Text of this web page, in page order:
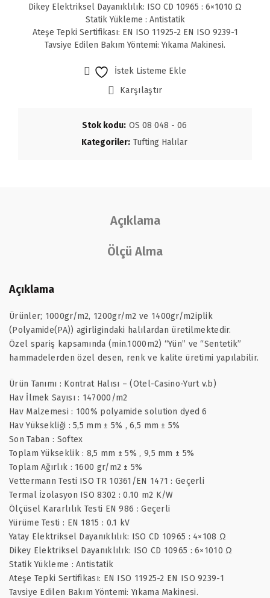
Dikey Elektriksel Dayanıklılık: ISO CD 10965 : 6×1010 Ω
Statik Yükleme : Antistatik
Ateşe Tepki Sertifikası: EN ISO 11925-2 EN ISO 9239-1
Tavsiye Edilen Bakım Yöntemi: Yıkama Makinesi.
İstek Listeme Ekle
Karşılaştır
Stok kodu: OS 08 048 - 06
Kategoriler: Tufting Halılar
Açıklama
Ölçü Alma
Açıklama
Ürünler; 1000gr/m2, 1200gr/m2 ve 1400gr/m2iplik
(Polyamide(PA)) agirligindaki halılardan üretilmektedir.
Özel spariş kapsamında (min.1000m2) “Yün” ve “Sentetik”
hammadelerden özel desen, renk ve kalite üretimi yapılabilir.
Ürün Tanımı : Kontrat Halısı – (Otel-Casino-Yurt v.b)
Hav İlmek Sayısı : 147000/m2
Hav Malzemesi : 100% polyamide solution dyed 6
Hav Yüksekliği : 5,5 mm ± 5% , 6,5 mm ± 5%
Son Taban : Softex
Toplam Yükseklik : 8,5 mm ± 5% , 9,5 mm ± 5%
Toplam Ağırlık : 1600 gr/m2 ± 5%
Vettermann Testi ISO TR 10361/EN 1471 : Geçerli
Termal İzolasyon ISO 8302 : 0.10 m2 K/W
Ölçüsel Kararlılık Testi EN 986 : Geçerli
Yürüme Testi : EN 1815 : 0.1 kV
Yatay Elektriksel Dayanıklılık: ISO CD 10965 : 4×108 Ω
Dikey Elektriksel Dayanıklılık: ISO CD 10965 : 6×1010 Ω
Statik Yükleme : Antistatik
Ateşe Tepki Sertifikası: EN ISO 11925-2 EN ISO 9239-1
Tavsiye Edilen Bakım Yöntemi: Yıkama Makinesi.